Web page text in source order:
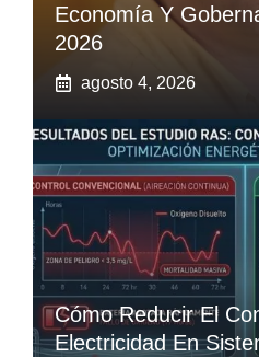
Economía Y
2026
agosto 4, 2026
Cómo Reducir El
Electricidad En